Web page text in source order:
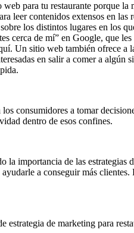
para tu restaurante porque la
leer contenidos extensos en las
los distintos lugares en los
cerca de mí” en Google, que
Un sitio web también ofrece a
en salir a comer a algún
consumidores a tomar
dentro de esos confines.
la importancia de las estrategias
a conseguir más clientes.
estrategia de marketing para